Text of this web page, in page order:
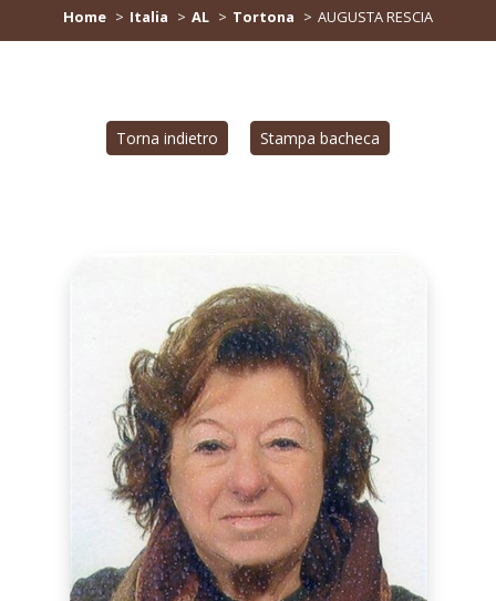
Home Italia AL Tortona AUGUSTA RESCIA
Torna indietro Stampa bacheca